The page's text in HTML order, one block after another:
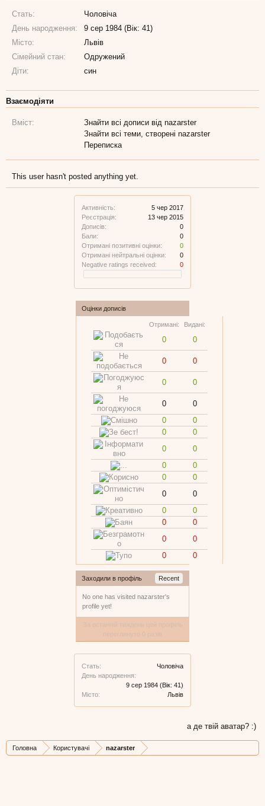
Активність:
5 чер 2017
Реєстрація:
13 чер 2015
Дописів:
0
Бали:
0
Отримані позитивні оцінки:
0
Отримані нейтральні оцінки:
0
Negative ratings received:
0
Оцінки дописів
Отримані: Видані:
0 0
0 0
0 0
0
0
0
0
0
0
0
0
0
0
0
0
0
0
0
0
0
0
0
0
0
0
Заходили в профіль Recent
No one has visited nazarster's
profile yet!
Стать:
Чоловіча
День народження:
9 сер 1984 (Вік: 41)
Місто:
Львів
Стать:
Чоловіча
День народження:
9 сер 1984 (Вік: 41)
Місто:
Львів
Сімейний стан:
Одружений
Діти:
син
Взаємодіяти
Вміст:
Знайти всі дописи від nazarster
Знайти всі теми, створені nazarster
Переписка
This user hasn't posted anything yet.
а де твій аватар? :)
Головна Користувачі nazarster